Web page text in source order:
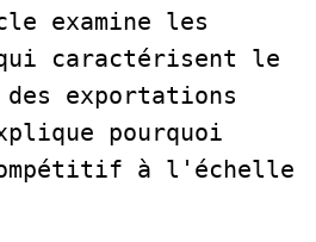
examine les
caractérisent le
des exportations
pourquoi
à l'échelle